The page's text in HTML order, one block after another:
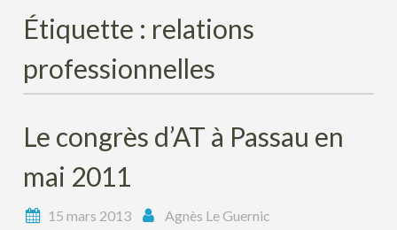
Étiquette : relations
professionnelles
Le congrès d’AT à Passau en
mai 2011
15 mars 2013 Agnès Le Guernic